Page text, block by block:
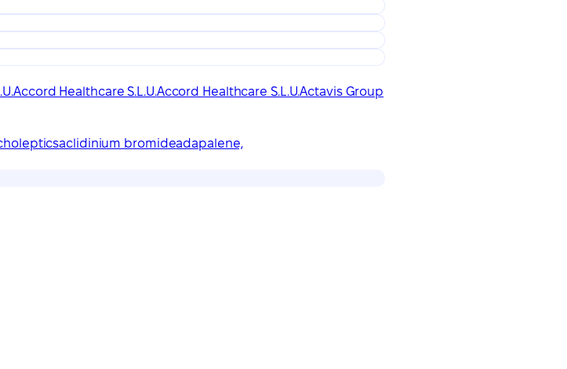
Accord Healthcare S.L.U.Accord Healthcare S.L.U.Actavis Group
aclidinium bromideadapalene,